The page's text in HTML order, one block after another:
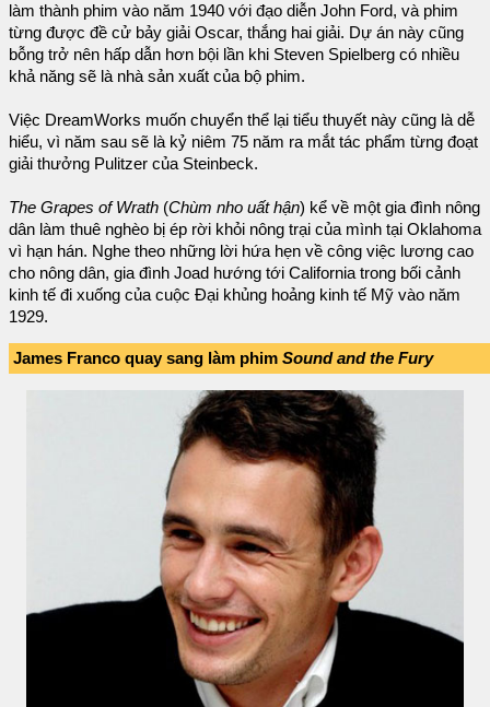
làm thành phim vào năm 1940 với đạo diễn John Ford, và phim
từng được đề cử bảy giải Oscar, thắng hai giải. Dự án này cũng
bỗng trở nên hấp dẫn hơn bội lần khi Steven Spielberg có nhiều
khả năng sẽ là nhà sản xuất của bộ phim.
Việc DreamWorks muốn chuyển thể lại tiểu thuyết này cũng là dễ
hiểu, vì năm sau sẽ là kỷ niêm 75 năm ra mắt tác phẩm từng đoạt
giải thưởng Pulitzer của Steinbeck.
The Grapes of Wrath (Chùm nho uất hận) kể về một gia đình nông
dân làm thuê nghèo bị ép rời khỏi nông trại của mình tại Oklahoma
vì hạn hán. Nghe theo những lời hứa hẹn về công việc lương cao
cho nông dân, gia đình Joad hướng tới California trong bối cảnh
kinh tế đi xuống của cuộc Đại khủng hoảng kinh tế Mỹ vào năm
1929.
James Franco quay sang làm phim Sound and the Fury